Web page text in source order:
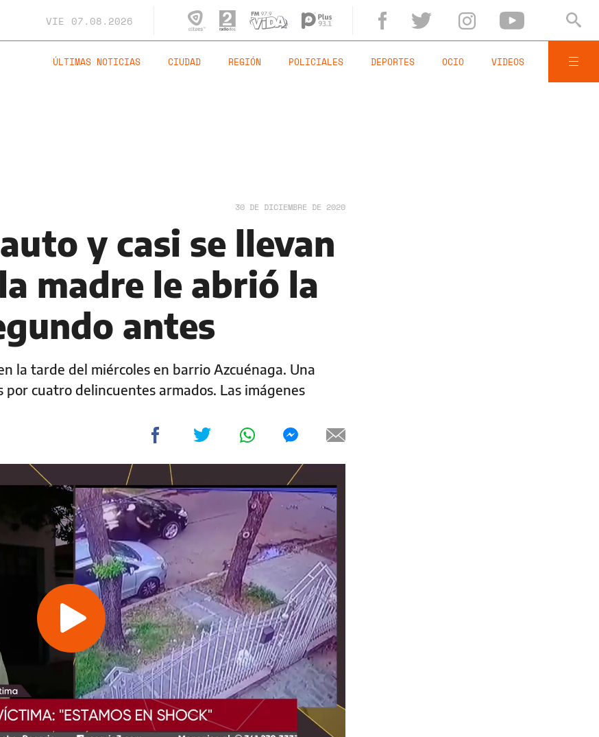
VIE 07.08.2026
ÚLTIMAS NOTICIAS CIUDAD REGIÓN POLICIALES DEPORTES OCIO VIDEOS
30 DE DICIEMBRE DE 2020
auto y casi se llevan
madre le abrió la
antes
la tarde del miércoles en barrio Azcuénaga. Una
cuatro delincuentes armados. Las imágenes
Play
Video